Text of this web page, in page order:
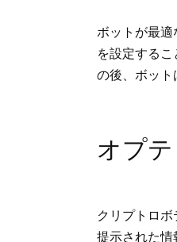
ボットが最
を設定する
の後、ボット
オプ
クリプトロ
提示された情